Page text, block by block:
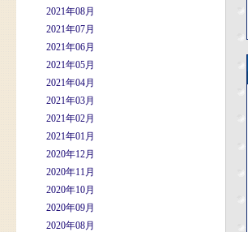
2021年08月
2021年07月
2021年06月
2021年05月
2021年04月
2021年03月
2021年02月
2021年01月
2020年12月
2020年11月
2020年10月
2020年09月
2020年08月